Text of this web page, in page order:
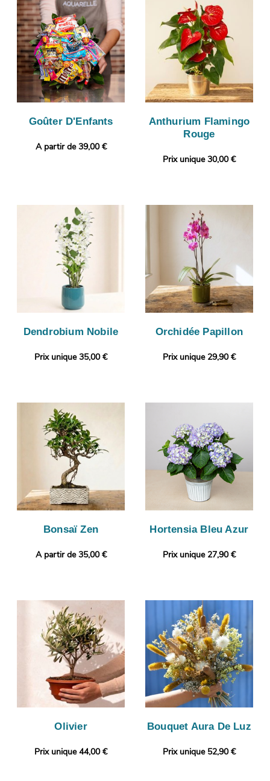
Goûter D'Enfants
A partir de 39,00 €
Anthurium Flamingo
Rouge
Prix unique 30,00 €
Dendrobium Nobile
Prix unique 35,00 €
Orchidée Papillon
Prix unique 29,90 €
Bonsaï Zen
A partir de 35,00 €
Hortensia Bleu Azur
Prix unique 27,90 €
Olivier
Prix unique 44,00 €
Bouquet Aura De Luz
Prix unique 52,90 €